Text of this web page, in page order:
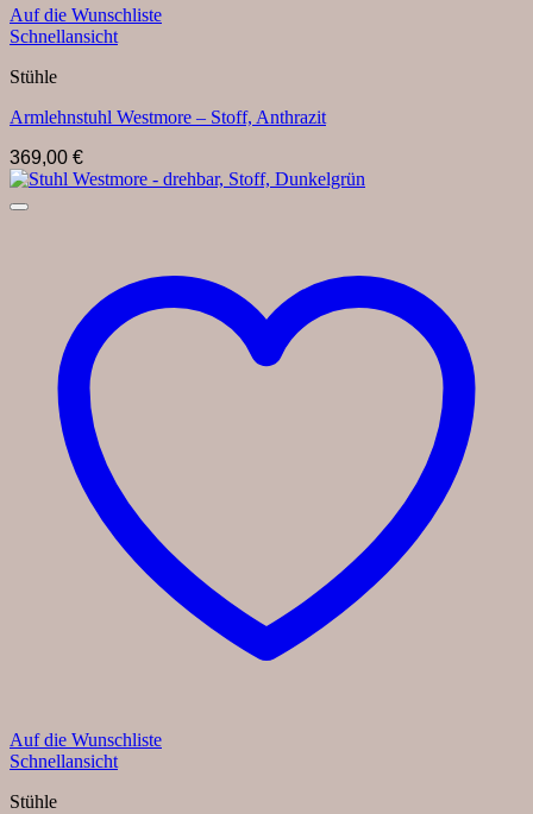
Auf die Wunschliste
Schnellansicht
Stühle
Armlehnstuhl Westmore – Stoff, Anthrazit
369,00 €
Auf die Wunschliste
Schnellansicht
Stühle